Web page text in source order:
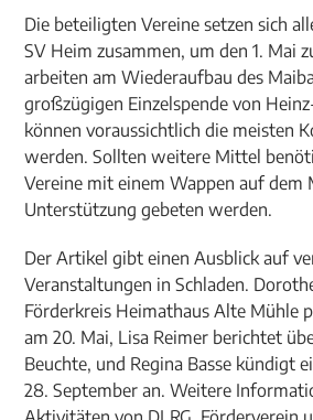
Die beteiligten Vereine setzen sich
SV Heim zusammen, um den 1. Mai
arbeiten am Wiederaufbau des
großzügigen Einzelspende von
können voraussichtlich die meisten
werden. Sollten weitere Mittel
Vereine mit einem Wappen auf dem
Unterstützung gebeten werden.
Der Artikel gibt einen Ausblick auf
Veranstaltungen in Schladen.
Förderkreis Heimathaus Alte Mühle
am 20. Mai, Lisa Reimer berichtet
Beuchte, und Regina Basse kündigt
28. September an. Weitere